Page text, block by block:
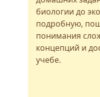
биологии до
подробную,
понимания
концепций и
учебе.